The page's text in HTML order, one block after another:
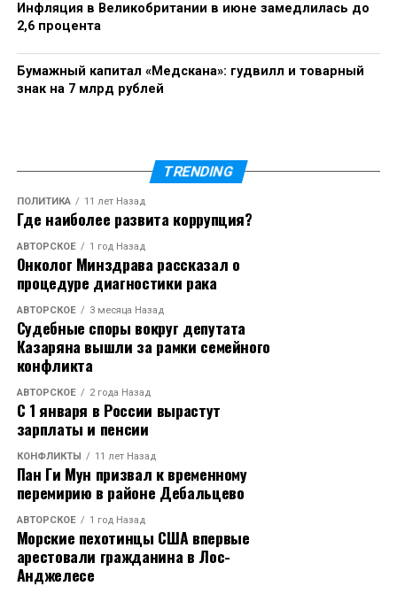
Инфляция в Великобритании в июне замедлилась до
2,6 процента
Бумажный капитал «Медскана»: гудвилл и товарный
знак на 7 млрд рублей
TRENDING
ПОЛИТИКА 11 лет Назад
Где наиболее развита коррупция?
АВТОРСКОЕ 1 год Назад
Онколог Минздрава рассказал о
процедуре диагностики рака
АВТОРСКОЕ 3 месяца Назад
Судебные споры вокруг депутата
Казаряна вышли за рамки семейного
конфликта
АВТОРСКОЕ 2 года Назад
С 1 января в России вырастут
зарплаты и пенсии
КОНФЛИКТЫ 11 лет Назад
Пан Ги Мун призвал к временному
перемирию в районе Дебальцево
АВТОРСКОЕ 1 год Назад
Морские пехотинцы США впервые
арестовали гражданина в Лос-
Анджелесе